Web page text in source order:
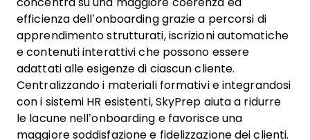
concentra su una maggiore coerenza ed
efficienza dell’onboarding grazie a percorsi di
apprendimento strutturati, iscrizioni automatiche
e contenuti interattivi che possono essere
adattati alle esigenze di ciascun cliente.
Centralizzando i materiali formativi e integrandosi
con i sistemi HR esistenti, SkyPrep aiuta a ridurre
le lacune nell’onboarding e favorisce una
maggiore soddisfazione e fidelizzazione dei clienti.